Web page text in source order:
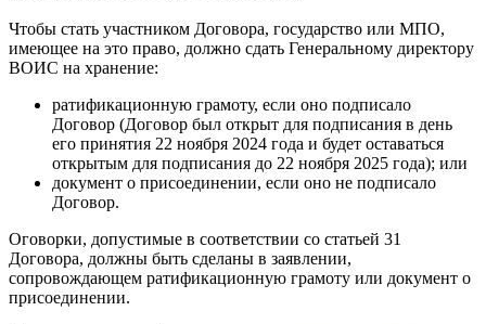
Чтобы стать участником Договора, государство или МПО,
имеющее на это право, должно сдать Генеральному директору
ВОИС на хранение:
ратификационную грамоту, если оно подписало
Договор (Договор был открыт для подписания в день
его принятия 22 ноября 2024 года и будет оставаться
открытым для подписания до 22 ноября 2025 года); или
документ о присоединении, если оно не подписало
Договор.
Оговорки, допустимые в соответствии со статьей 31
Договора, должны быть сделаны в заявлении,
сопровождающем ратификационную грамоту или документ о
присоединении.